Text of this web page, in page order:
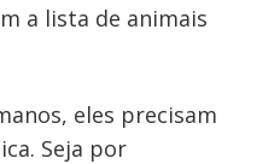
a lista de animais
eles precisam
Seja por